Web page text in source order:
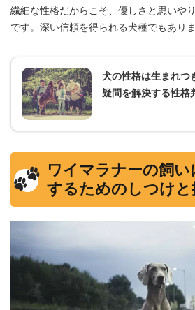
繊細な性格だからこそ、優しさと思いや
です。深い信頼を得られる犬種でもありま
犬の性格は生まれつ
疑問を解決する性格
ワイマラナーの飼
するためのしつけと